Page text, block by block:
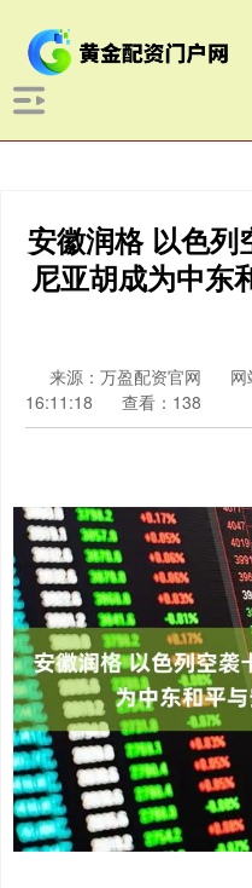
安徽润格 以色列
尼亚胡成为中东
来源：万盈配资官网
16:11:18
查看：138